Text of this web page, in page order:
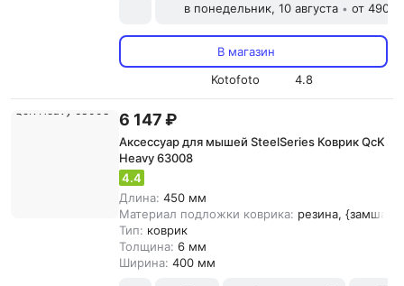
в понедельник, 10 августа • от 490 ₽
В магазин
Kotofoto
4.8
6 147 ₽
Аксессуар для мышей SteelSeries Коврик QcK
Heavy 63008
4.4
Длина: 450 мм
Материал подложки коврика: резина, {замша
Тип: коврик
Толщина: 6 мм
Ширина: 400 мм